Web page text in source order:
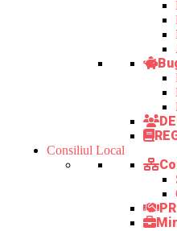
Consiliul Local